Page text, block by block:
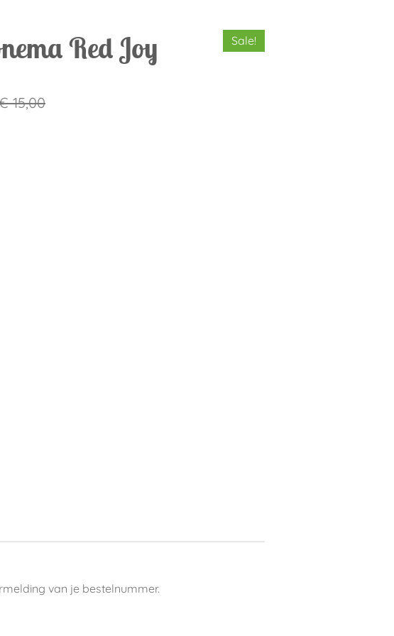
Red Joy Sale!
15,00
van je bestelnummer.